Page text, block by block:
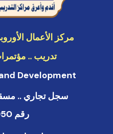
مركز الأعمال
تدريب ..
Development
سجل تجاري ..
رقم 1802950